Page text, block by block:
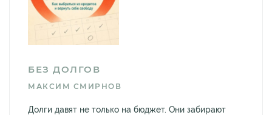
БЕЗ ДОЛГОВ
МАКСИМ СМИРНОВ
Долги давят не только на бюджет. Они забирают